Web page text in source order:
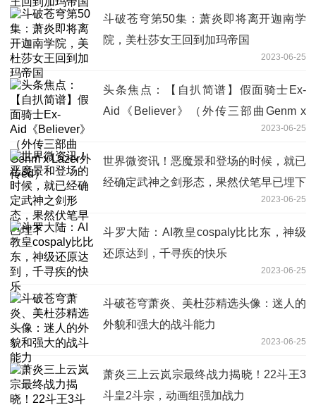
斗破苍穹第50集：萧炎即将离开迦南学
院，美杜莎女王回到加玛帝国
2023-06-25
头条焦点：【自扒简谱】假面骑士Ex-
Aid《Believer》（外传三部曲Genm x
2023-06-25
世界微资讯！恶魔景和登场的时候，就已
经确定武神之剑形态，果然伏笔早已埋下
2023-06-25
斗罗大陆：AI教皇cospaly比比东，神级
还原达到，千寻疾的快乐
2023-06-25
斗破苍穹萧炎、美杜莎精选头像：迷人的
外貌和强大的战斗能力
2023-06-25
萧炎三上云岚宗最终战力揭晓！22斗王3
斗皇2斗宗，动画组强加战力